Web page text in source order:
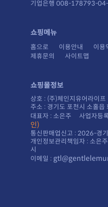
기업은행 008-178793-
쇼핑메뉴
홈으로 이용안내 이용
제휴문의
사이트맵
쇼핑몰정보
상호 : (주)체인지유어라이프
주소 : 경기도 포천시 소홀
대표자 : 소은주 사업자등
인)
통신판매업신고 : 2026-경
시
이메일 :